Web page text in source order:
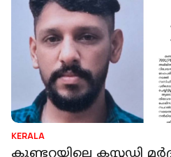
KERALA
കുണ്ടറയിലെ കസ്റ്റഡി